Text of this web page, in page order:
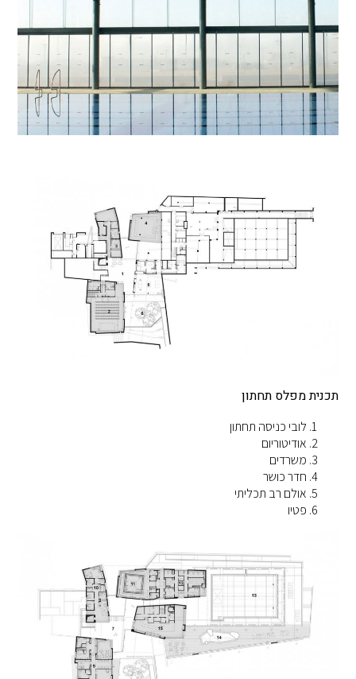
תכנית מפלס תחתון
לובי כניסה תחתון
אודיטוריום
משרדים
חדר כושר
אולם רב תכליתי
פטיו